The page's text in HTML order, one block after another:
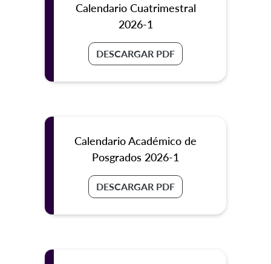
Calendario Cuatrimestral
2026-1
DESCARGAR PDF
Calendario Académico de
Posgrados 2026-1
DESCARGAR PDF